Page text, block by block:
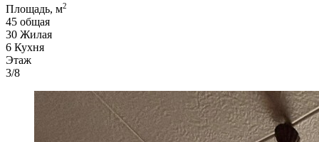
Площадь, м2
45 общая
30 Жилая
6 Кухня
Этаж
3/8